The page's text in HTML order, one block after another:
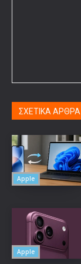
ΣΧΕΤΙΚΑ ΑΡΘΡΑ
Apple
Apple